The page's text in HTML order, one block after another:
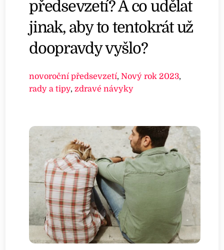
předsevzetí? A co udělat
jinak, aby to tentokrát už
doopravdy vyšlo?
novoroční předsevzetí,Nový rok 2023,
rady a tipy,zdravé návyky